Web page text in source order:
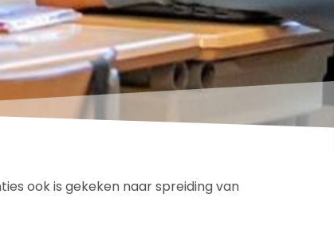
ook is gekeken naar spreiding van